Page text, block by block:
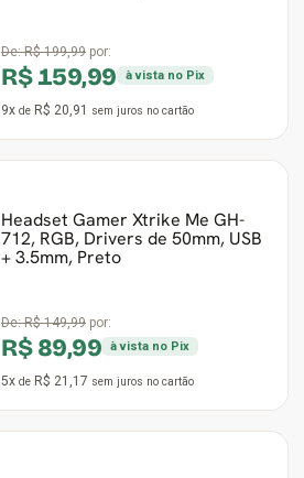
De:R$ 199,99 por:
R$ 159,99 à vista no Pix
9x de R$ 20,91 sem juros no cartão
Headset Gamer Xtrike Me GH-
712, RGB, Drivers de 50mm, USB
+ 3.5mm, Preto
De:R$ 149,99 por:
R$ 89,99 à vista no Pix
5x de R$ 21,17 sem juros no cartão